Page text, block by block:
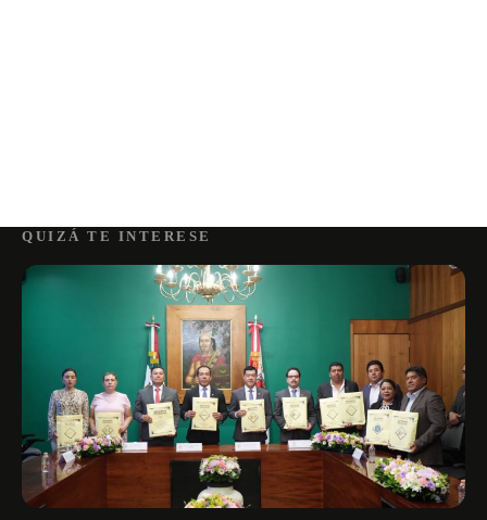
QUIZÁ TE INTERESE